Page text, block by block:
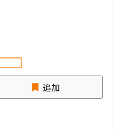
追加